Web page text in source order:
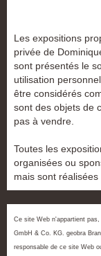
Les expositions
privée de
sont présentés le
utilisation
être considérés
sont des objets de
pas à vendre.
Toutes les
organisées ou
mais sont
Ce site Web n'appartient
GmbH & Co. KG. geobra
responsable de ce site Web